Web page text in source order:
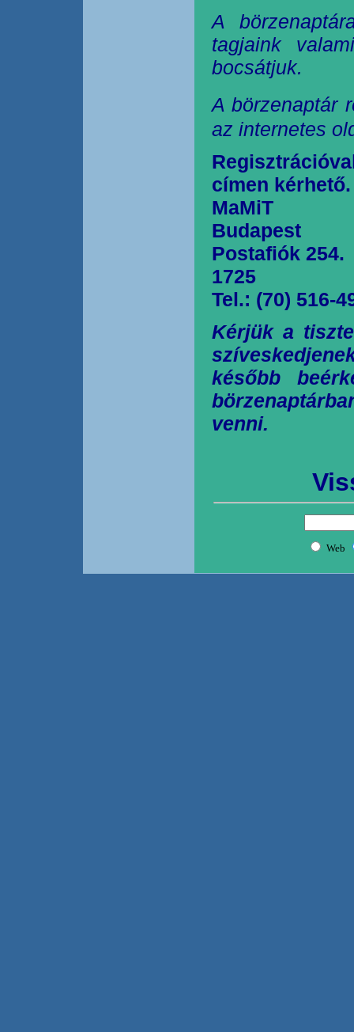
A
tagjaink
bocsátjuk.
A börzenaptár
az internetes
címen kérhető.
MaMiT
Budapest
Postafiók 254.
1725
Tel.: (70) 516-
Kérjük a
később
venni.